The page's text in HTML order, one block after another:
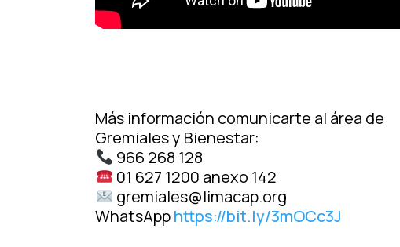
Más información comunicarte al área de
Gremiales y Bienestar:
966 268 128
01 627 1200 anexo 142
gremiales@limacap.org
WhatsApphttps://bit.ly/3mOCc3J